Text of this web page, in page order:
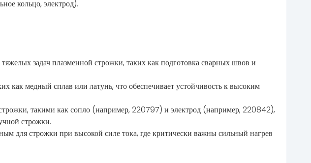
кольцо, электрод).
тяжелых задач плазменной строжки, таких как подготовка сварных швов и
как медный сплав или латунь, что обеспечивает устойчивость к высоким
такими как сопло (например, 220797) и электрод (например, 220842),
строжки.
для строжки при высокой силе тока, где критически важны сильный нагрев